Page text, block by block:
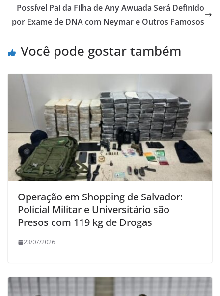
Possível Pai da Filha de Any Awuada Será Definido
por Exame de DNA com Neymar e Outros Famosos
Você pode gostar também
Operação em Shopping de Salvador:
Policial Militar e Universitário são
Presos com 119 kg de Drogas
23/07/2026